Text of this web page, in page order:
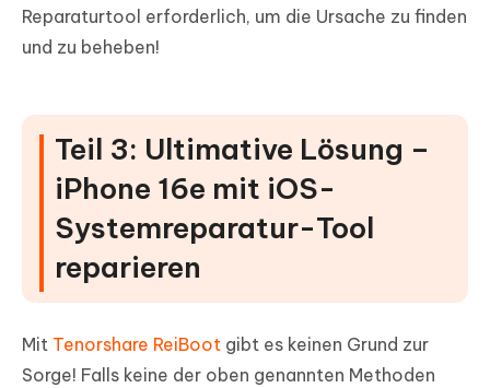
Reparaturtool erforderlich, um die Ursache zu finden
und zu beheben!
Teil 3: Ultimative Lösung –
iPhone 16e mit iOS-
Systemreparatur-Tool
reparieren
Mit Tenorshare ReiBoot gibt es keinen Grund zur
Sorge! Falls keine der oben genannten Methoden